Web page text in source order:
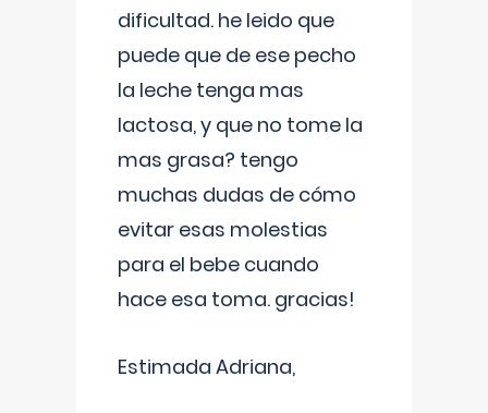
dificultad. he leido que
puede que de ese pecho
la leche tenga mas
lactosa, y que no tome la
mas grasa? tengo
muchas dudas de cómo
evitar esas molestias
para el bebe cuando
hace esa toma. gracias!
Estimada Adriana,